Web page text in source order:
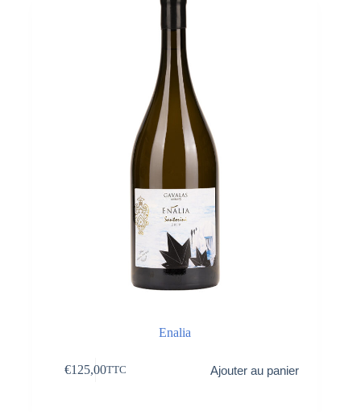
Enalia
€125,00TTC Ajouter au panier